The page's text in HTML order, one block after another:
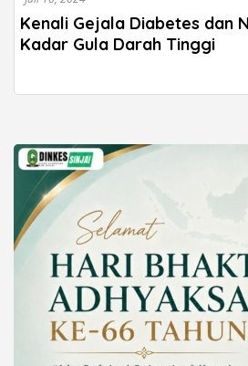
Kenali Gejala Diabetes dan
Kadar Gula Darah Tinggi